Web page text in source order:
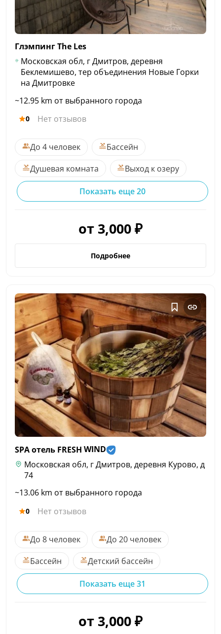
Глэмпинг The Les
Московская обл, г Дмитров, деревня
Беклемишево, тер объединения Новые Горки
на Дмитровке
~12.95 km от выбранного города
0 Нет отзывов
До 4 человек
Бассейн
Душевая комната
Выход к озеру
Показать еще 20
от 3,000 ₽
Подробнее
SPA отель FRESH WIND
Московская обл, г Дмитров, деревня Курово, д
74
~13.06 km от выбранного города
0 Нет отзывов
До 8 человек
До 20 человек
Бассейн
Детский бассейн
Показать еще 31
от 3,000 ₽